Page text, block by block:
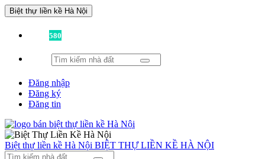
Biệt thự liền kề Hà Nội
580
Đăng nhập
Đăng ký
Đăng tin
Biệt thự liền kề Hà Nội BIỆT THỰ LIỀN KỀ HÀ NỘI